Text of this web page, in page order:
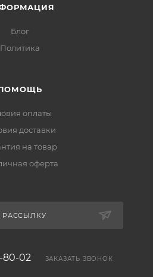
Блог
Политика
оплаты
доставки
на товар
оферта
РАССЫЛКУ
80-02 ЗАКАЗАТЬ ЗВОНОК